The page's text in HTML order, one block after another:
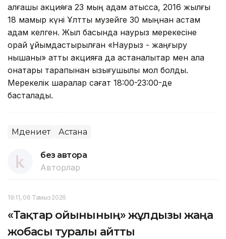
алғашқы акцияға 23 мың адам қатысса, 2016 жылғы
18 мамыр күні Ұлттық музейге 30 мыңнан астам
адам келген. Жыл басында наурыз мерекесіне
орай ұйымдастырылған «Наурыз - жаңғыру
нышаны» атты акцияға да астаналықтар мен қала
қонақтары тарапынан қызығушылық мол болды.
Мерекелік шаралар сағат 18:00-23:00-де
басталады.
Мәдениет Астана
без автора
Авторлар
19:11, 06 Тамыз 2026
«Тақтар ойынының» жұлдызы жаңа
жобасы туралы айтты